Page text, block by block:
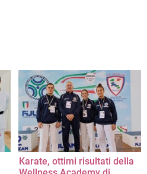
Karate, ottimi risultati della